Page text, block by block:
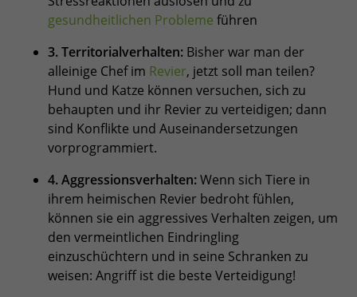
gesundheitlichen Probleme führen
3. Territorialverhalten: Bisher war man der
alleinige Chef im Revier, jetzt soll man teilen?
Hund und Katze können versuchen, sich zu
behaupten und ihr Revier zu verteidigen; dann
sind Konflikte und Auseinandersetzungen
vorprogrammiert.
4. Aggressionsverhalten:Wenn sich Tiere in
ihrem heimischen Revier bedroht fühlen,
können sie ein aggressives Verhalten zeigen, um
den vermeintlichen Eindringling
einzuschüchtern und in seine Schranken zu
weisen: Angriff ist die beste Verteidigung!